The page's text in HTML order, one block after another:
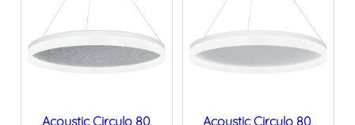
Acoustic Circulo 80,
Acoustic Circulo 80,